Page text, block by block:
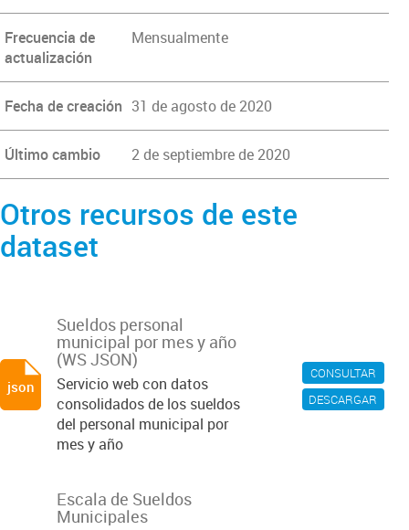
Frecuencia de
actualización
Mensualmente
Fecha de creación 31 de agosto de 2020
Último cambio 2 de septiembre de 2020
Otros recursos de este
dataset
CONSULTAR
DESCARGAR
Sueldos personal
municipal por mes y año
(WS JSON)
Servicio web con datos
consolidados de los sueldos
del personal municipal por
mes y año
json
Escala de Sueldos
Municipales